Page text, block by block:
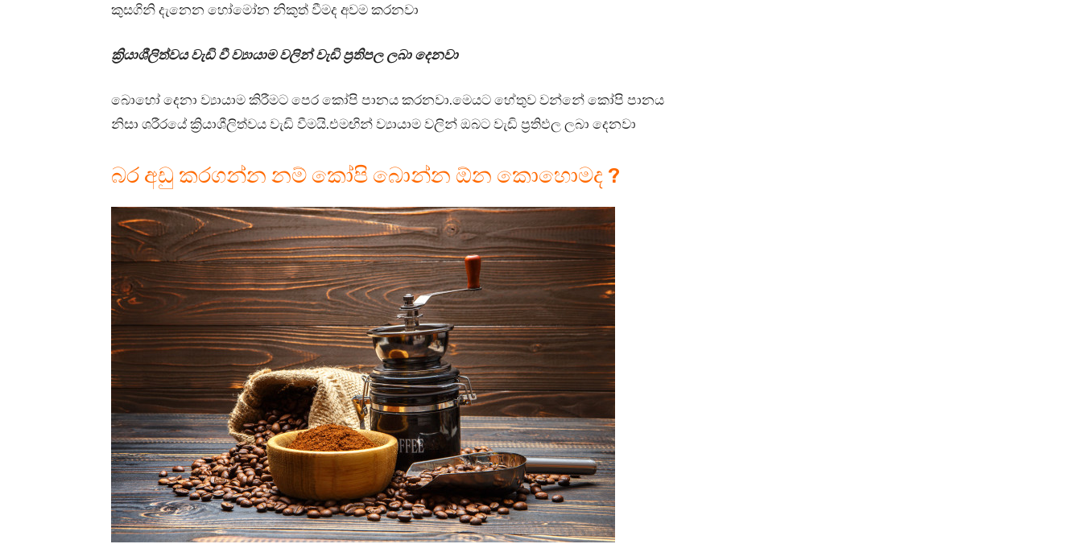
කුසගිනි දැනෙන හෝමෝන නිකුත් වීමද අවම කරනවා
ක්‍රියාශීලිත්වය වැඩි වී ව්‍යායාම වලින් වැඩි ප්‍රතිපල ලබා දෙනවා
බොහෝ දෙනා ව්‍යායාම කිරීමට පෙර කෝපි පානය කරනවා.මෙයට හේතුව වන්නේ කෝපි පානය
නිසා ශරීරයේ ක්‍රියාශීලිත්වය වැඩි වීමයි.එමඟින් ව්‍යායාම වලින් ඔබට වැඩි ප්‍රතිඵල ලබා දෙනවා
බර අඩු කරගන්න නම් කෝපි බොන්න ඕන කොහොමද ?